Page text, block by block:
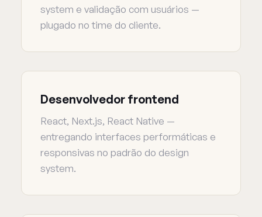
system e validação com usuários —
plugado no time do cliente.
Desenvolvedor frontend
React, Next.js, React Native —
entregando interfaces performáticas e
responsivas no padrão do design
system.